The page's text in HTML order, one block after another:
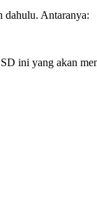
dahulu. Antaranya:
ini yang akan